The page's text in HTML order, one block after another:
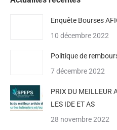
Enquête Bourses
10 décembre 2022
Politique de
7 décembre 2022
PRIX DU MEILLEUR
LES IDE ET AS
28 novembre 2022